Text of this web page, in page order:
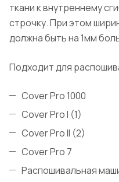
ткани к внутреннему
строчку. При этом
должна быть на 1мм
Подходит для
Сover Pro 1000
Cover Pro I (1)
Cover Pro II (2)
Cover Pro 7
Распошивальная